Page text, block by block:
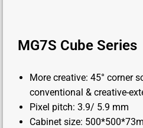
MG7S Cube Series
More creative: 45° corner
conventional & creative-
Pixel pitch: 3.9/ 5.9 mm
Cabinet size: